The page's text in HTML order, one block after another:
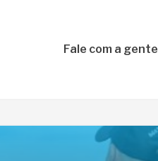
Fale com a gente